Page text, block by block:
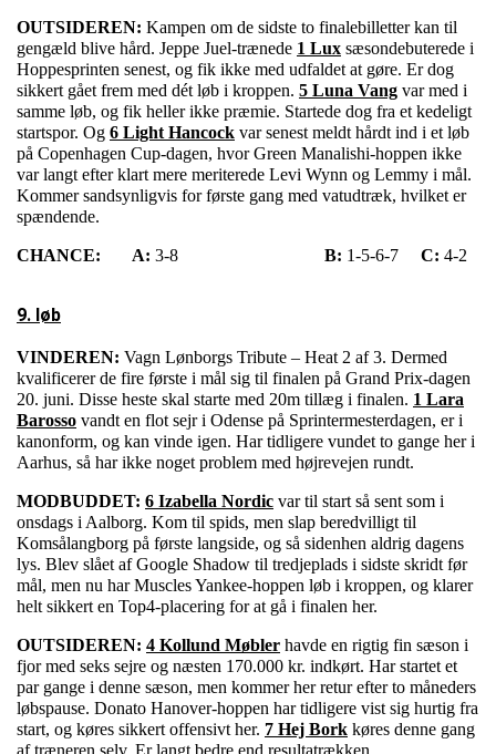
OUTSIDEREN: Kampen om de sidste to finalebilletter kan til
gengæld blive hård. Jeppe Juel-trænede 1 Lux sæsondebuterede i
Hoppesprinten senest, og fik ikke med udfaldet at gøre. Er dog
sikkert gået frem med dét løb i kroppen. 5 Luna Vang var med i
samme løb, og fik heller ikke præmie. Startede dog fra et kedeligt
startspor. Og 6 Light Hancock var senest meldt hårdt ind i et løb
på Copenhagen Cup-dagen, hvor Green Manalishi-hoppen ikke
var langt efter klart mere meriterede Levi Wynn og Lemmy i mål.
Kommer sandsynligvis for første gang med vatudtræk, hvilket er
spændende.
CHANCE: A: 3-8 B: 1-5-6-7 C: 4-2
9. løb
VINDEREN: Vagn Lønborgs Tribute – Heat 2 af 3. Dermed
kvalificerer de fire første i mål sig til finalen på Grand Prix-dagen
20. juni. Disse heste skal starte med 20m tillæg i finalen. 1 Lara
Barosso vandt en flot sejr i Odense på Sprintermesterdagen, er i
kanonform, og kan vinde igen. Har tidligere vundet to gange her i
Aarhus, så har ikke noget problem med højrevejen rundt.
MODBUDDET: 6 Izabella Nordic var til start så sent som i
onsdags i Aalborg. Kom til spids, men slap beredvilligt til
Komsålangborg på første langside, og så sidenhen aldrig dagens
lys. Blev slået af Google Shadow til tredjeplads i sidste skridt før
mål, men nu har Muscles Yankee-hoppen løb i kroppen, og klarer
helt sikkert en Top4-placering for at gå i finalen her.
OUTSIDEREN: 4 Kollund Møbler havde en rigtig fin sæson i
fjor med seks sejre og næsten 170.000 kr. indkørt. Har startet et
par gange i denne sæson, men kommer her retur efter to måneders
løbspause. Donato Hanover-hoppen har tidligere vist sig hurtig fra
start, og køres sikkert offensivt her. 7 Hej Bork køres denne gang